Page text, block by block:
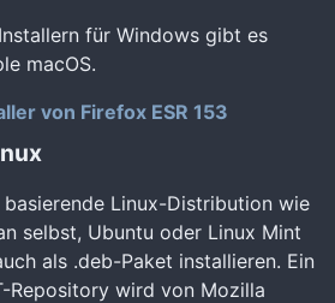
für Windows gibt es
macOS.
von Firefox ESR 153
basierende Linux-Distribution wie
selbst, Ubuntu oder Linux Mint
als .deb-Paket installieren. Ein
Repository wird von Mozilla